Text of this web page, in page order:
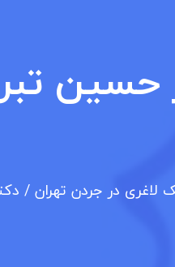
حسین
لاغری در جردن تهران /